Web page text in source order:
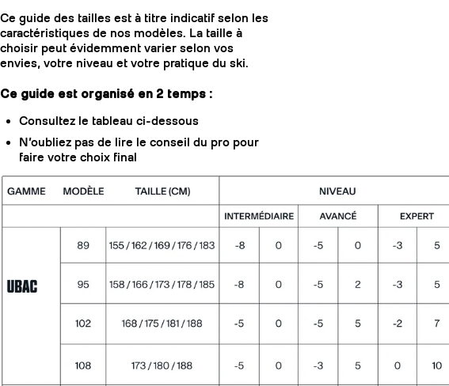
Ce guide des tailles est à titre indicatif selon les
caractéristiques de nos modèles. La taille à
choisir peut évidemment varier selon vos
envies, votre niveau et votre pratique du ski.
Ce guide est organisé en 2 temps :
Consultez le tableau ci-dessous
N’oubliez pas de lire le conseil du pro pour
faire votre choix final
Vous n'arrivez pas à vous décider ?
au conseils du pro ci-dessous pour faire votre